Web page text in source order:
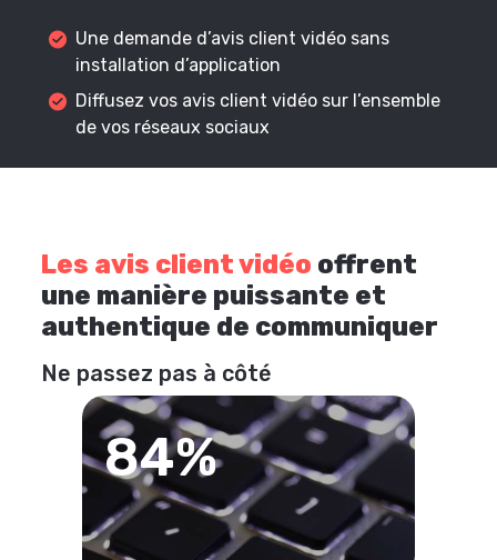
Une demande d’avis client vidéo sans
installation d’application
Diffusez vos avis client vidéo sur l’ensemble
de vos réseaux sociaux
Les avis client vidéo offrent
une manière puissante et
authentique de communiquer
Ne passez pas à côté
84%